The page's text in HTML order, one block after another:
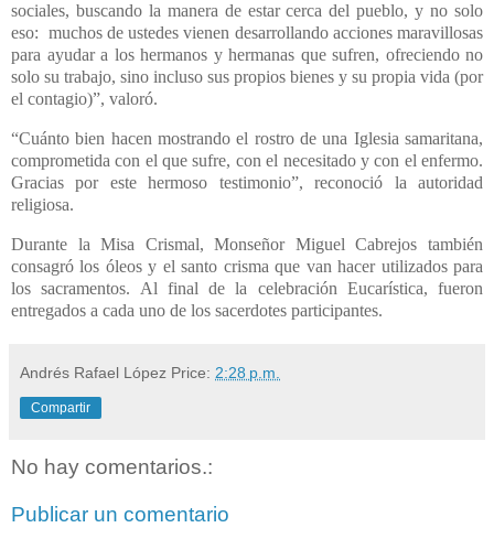
sociales, buscando la manera de estar cerca del pueblo, y no solo
eso: muchos de ustedes vienen desarrollando acciones maravillosas
para ayudar a los hermanos y hermanas que sufren, ofreciendo no
solo su trabajo, sino incluso sus propios bienes y su propia vida (por
el contagio)”, valoró.
“Cuánto bien hacen mostrando el rostro de una Iglesia samaritana,
comprometida con el que sufre, con el necesitado y con el enfermo.
Gracias por este hermoso testimonio”, reconoció la autoridad
religiosa.
Durante la Misa Crismal, Monseñor Miguel Cabrejos también
consagró los óleos y el santo crisma que van hacer utilizados para
los sacramentos. Al final de la celebración Eucarística, fueron
entregados a cada uno de los sacerdotes participantes.
Andrés Rafael López Price: 2:28 p.m.
Compartir
No hay comentarios.:
Publicar un comentario